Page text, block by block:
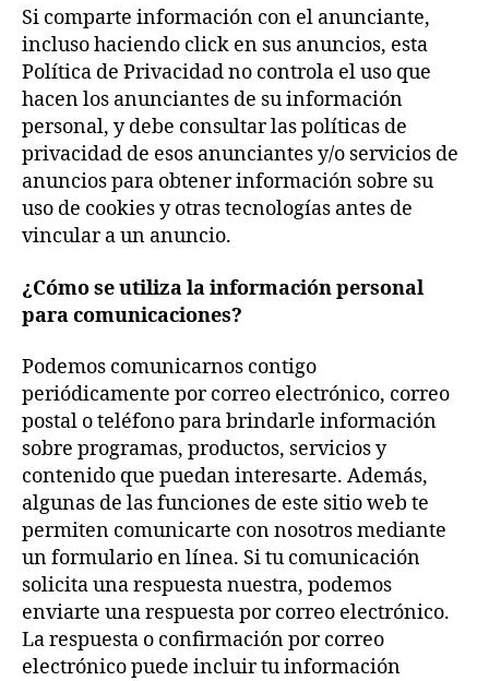
Si comparte información con el anunciante,
incluso haciendo click en sus anuncios, esta
Política de Privacidad no controla el uso que
hacen los anunciantes de su información
personal, y debe consultar las políticas de
privacidad de esos anunciantes y/o servicios de
anuncios para obtener información sobre su
uso de cookies y otras tecnologías antes de
vincular a un anuncio.
¿Cómo se utiliza la información personal
para comunicaciones?
Podemos comunicarnos contigo
periódicamente por correo electrónico, correo
postal o teléfono para brindarle información
sobre programas, productos, servicios y
contenido que puedan interesarte. Además,
algunas de las funciones de este sitio web te
permiten comunicarte con nosotros mediante
un formulario en línea. Si tu comunicación
solicita una respuesta nuestra, podemos
enviarte una respuesta por correo electrónico.
La respuesta o confirmación por correo
electrónico puede incluir tu información